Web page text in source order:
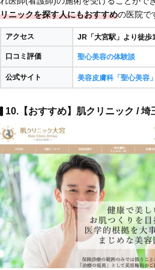
リニックを探す人にもおすすめの医院で
アクセス JR「大宮駅」より徒歩
口コミ評価 聖心美容の体験談
公式サイト 美容皮膚科「聖心美容」
10.【おすすめ】肌クリニック / 埼